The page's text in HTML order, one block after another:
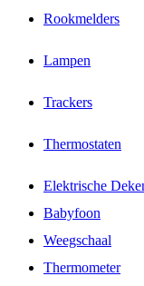
Rookmelders
Lampen
Trackers
Thermostaten
Elektrische
Babyfoon
Weegschaal
Thermometer